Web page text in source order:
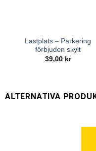
Lastplats – Parkering
förbjuden skylt
39,00 kr